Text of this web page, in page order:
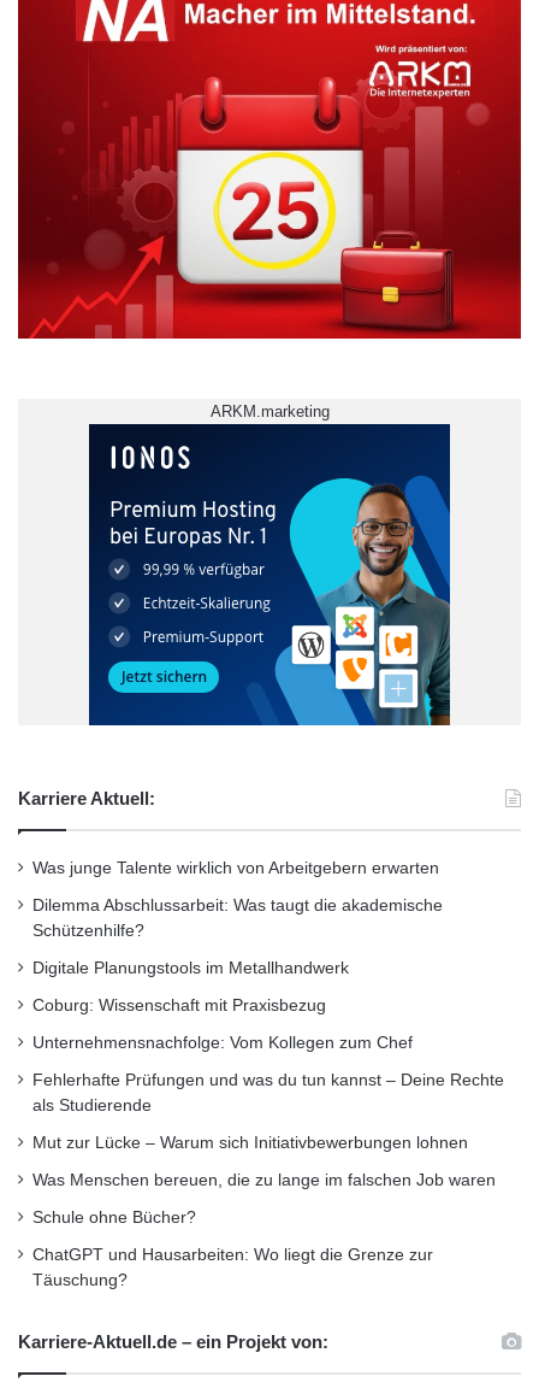
ARKM.marketing
Karriere Aktuell:
Was junge Talente wirklich von Arbeitgebern erwarten
Dilemma Abschlussarbeit: Was taugt die akademische
Schützenhilfe?
Digitale Planungstools im Metallhandwerk
Coburg: Wissenschaft mit Praxisbezug
Unternehmensnachfolge: Vom Kollegen zum Chef
Fehlerhafte Prüfungen und was du tun kannst – Deine Rechte
als Studierende
Mut zur Lücke – Warum sich Initiativbewerbungen lohnen
Was Menschen bereuen, die zu lange im falschen Job waren
Schule ohne Bücher?
ChatGPT und Hausarbeiten: Wo liegt die Grenze zur
Täuschung?
Karriere-Aktuell.de – ein Projekt von: